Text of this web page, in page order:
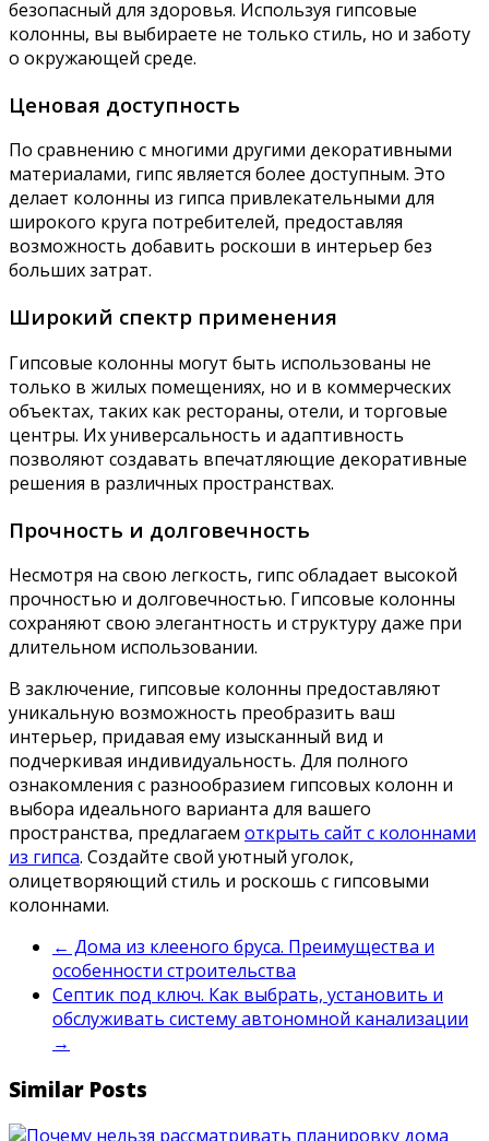
безопасный для здоровья. Используя гипсовые
колонны, вы выбираете не только стиль, но и заботу
о окружающей среде.
Ценовая доступность
По сравнению с многими другими декоративными
материалами, гипс является более доступным. Это
делает колонны из гипса привлекательными для
широкого круга потребителей, предоставляя
возможность добавить роскоши в интерьер без
больших затрат.
Широкий спектр применения
Гипсовые колонны могут быть использованы не
только в жилых помещениях, но и в коммерческих
объектах, таких как рестораны, отели, и торговые
центры. Их универсальность и адаптивность
позволяют создавать впечатляющие декоративные
решения в различных пространствах.
Прочность и долговечность
Несмотря на свою легкость, гипс обладает высокой
прочностью и долговечностью. Гипсовые колонны
сохраняют свою элегантность и структуру даже при
длительном использовании.
В заключение, гипсовые колонны предоставляют
уникальную возможность преобразить ваш
интерьер, придавая ему изысканный вид и
подчеркивая индивидуальность. Для полного
ознакомления с разнообразием гипсовых колонн и
выбора идеального варианта для вашего
пространства, предлагаем открыть сайт с колоннами
из гипса. Создайте свой уютный уголок,
олицетворяющий стиль и роскошь с гипсовыми
колоннами.
← Дома из клееного бруса. Преимущества и
особенности строительства
Септик под ключ. Как выбрать, установить и
обслуживать систему автономной канализации
→
Similar Posts